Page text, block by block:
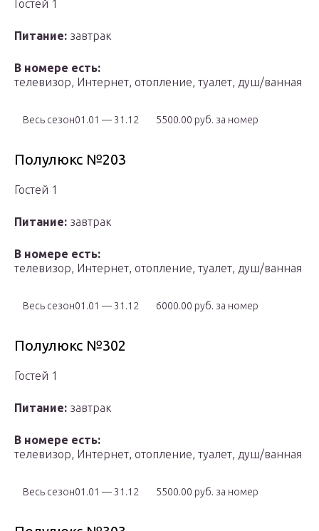
Гостей 1
Питание: завтрак
В номере есть:
телевизор, Интернет, отопление, туалет, душ/ванная
Весь сезон01.01 — 31.12 5500.00 руб. за номер
Полулюкс №203
Гостей 1
Питание: завтрак
В номере есть:
телевизор, Интернет, отопление, туалет, душ/ванная
Весь сезон01.01 — 31.12 6000.00 руб. за номер
Полулюкс №302
Гостей 1
Питание: завтрак
В номере есть:
телевизор, Интернет, отопление, туалет, душ/ванная
Весь сезон01.01 — 31.12 5500.00 руб. за номер